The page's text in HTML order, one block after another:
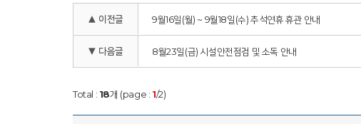
▲ 이전글 9월16일(월) ~ 9월18일(수) 추석연휴 휴관 안내
▼ 다음글 8월23일(금) 시설안전점검 및 소독 안내
Total : 18개 (page : 1/2)